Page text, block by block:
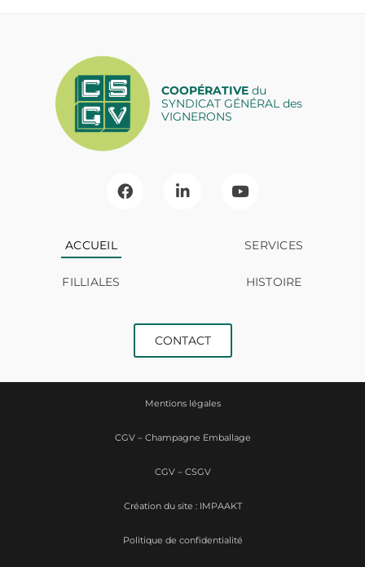
COOPÉRATIVEdu
SYNDICAT GÉNÉRAL des
VIGNERONS
ACCUEIL SERVICES
FILLIALES HISTOIRE
CONTACT
Mentions légales
CGV – Champagne Emballage
CGV – CSGV
Politique de confidentialité
Création du site : IMPAAKT